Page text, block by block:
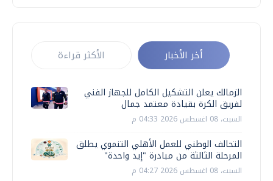
أخر الأخبار الأكثر قراءة
الزمالك يعلن التشكيل الكامل للجهاز الفني
لفريق الكرة بقيادة معتمد جمال
السبت، 08 اغسطس 2026 04:33 م
التحالف الوطني للعمل الأهلي التنموي يطلق
المرحلة الثالثة من مبادرة "إيد واحدة"
السبت، 08 اغسطس 2026 04:27 م